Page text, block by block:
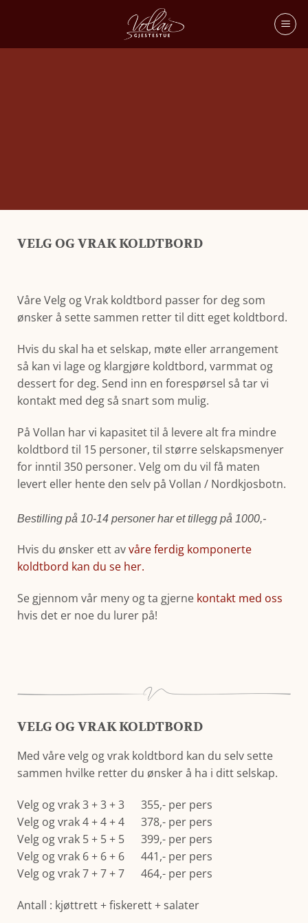
KOLDTBORD
VELG OG VRAK KOLDTBORD
Våre Velg og Vrak koldtbord passer for deg som
ønsker å sette sammen retter til ditt eget koldtbord.
Hvis du skal ha et selskap, møte eller arrangement
så kan vi lage og klargjøre koldtbord, varmmat og
dessert for deg. Send inn en forespørsel så tar vi
kontakt med deg så snart som mulig.
På Vollan har vi kapasitet til å levere alt fra mindre
koldtbord til 15 personer, til større selskapsmenyer
for inntil 350 personer. Velg om du vil få maten
levert eller hente den selv på Vollan / Nordkjosbotn.
Bestilling på 10-14 personer har et tillegg på 1000,-
Hvis du ønsker ett avvåre ferdig komponerte
koldtbord kan du se her.
Se gjennom vår meny og ta gjerne kontakt med oss
hvis det er noe du lurer på!
VELG OG VRAK KOLDTBORD
Med våre velg og vrak koldtbord kan du selv sette
sammen hvilke retter du ønsker å ha i ditt selskap.
Velg og vrak 3 + 3 + 3 355,- per pers
Velg og vrak 4 + 4 + 4 378,- per pers
Velg og vrak 5 + 5 + 5 399,- per pers
Velg og vrak 6 + 6 + 6 441,- per pers
Velg og vrak 7 + 7 + 7 464,- per pers
Antall : kjøttrett + fiskerett + salater